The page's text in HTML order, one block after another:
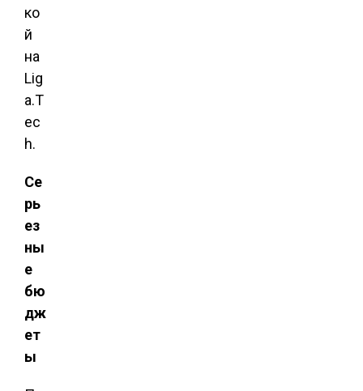
ко
й
на
Lig
a.T
ec
h.
Се
рь
ез
ны
е
бю
дж
ет
ы